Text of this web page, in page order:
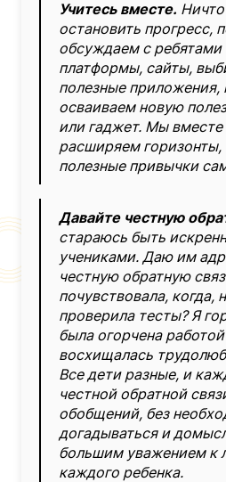
Учитесь вместе.
остановить прогресс,
обсуждаем с
платформы, сайты,
полезные
осваиваем новую
или гаджет. Мы вместе
расширяем
полезные привычки
Давайте честную
стараюсь быть
учениками. Даю им
честную обратную
почувствовала, когда,
проверила тесты? Я
была огорчена
восхищалась
Все дети разные, и
честной обратной
обобщений, без
догадываться и
большим уважением к
каждого ребенка.